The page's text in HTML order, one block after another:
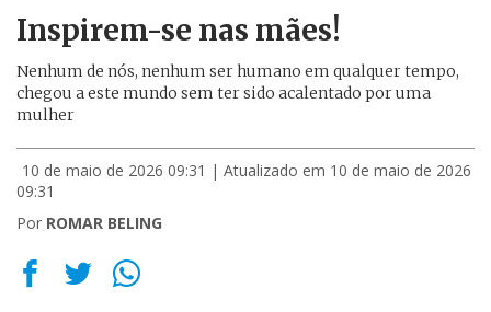
Inspirem-se nas mães!
Nenhum de nós, nenhum ser humano em qualquer tempo,
chegou a este mundo sem ter sido acalentado por uma
mulher
10 de maio de 2026 09:31 | Atualizado em 10 de maio de 2026
09:31
Por ROMAR BELING